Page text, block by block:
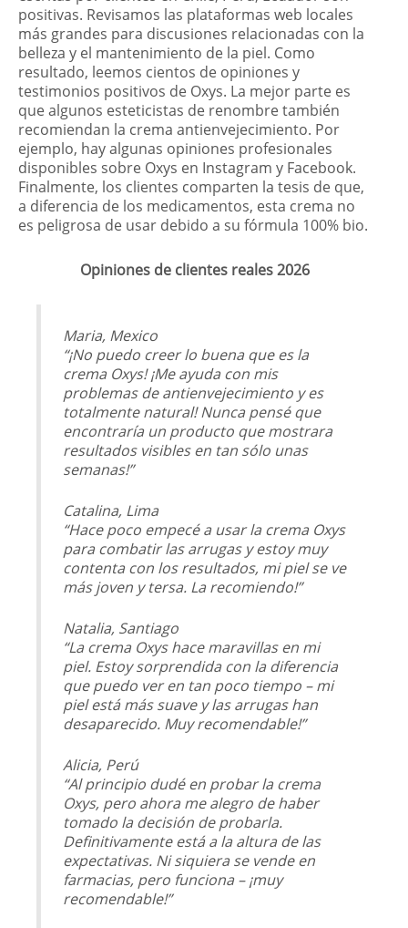
positivas. Revisamos las plataformas web locales
más grandes para discusiones relacionadas con la
belleza y el mantenimiento de la piel. Como
resultado, leemos cientos de opiniones y
testimonios positivos de Oxys. La mejor parte es
que algunos esteticistas de renombre también
recomiendan la crema antienvejecimiento. Por
ejemplo, hay algunas opiniones profesionales
disponibles sobre Oxys en Instagram y Facebook.
Finalmente, los clientes comparten la tesis de que,
a diferencia de los medicamentos, esta crema no
es peligrosa de usar debido a su fórmula 100% bio.
Opiniones de clientes reales 2026
Maria, Mexico
“¡No puedo creer lo buena que es la
crema Oxys! ¡Me ayuda con mis
problemas de antienvejecimiento y es
totalmente natural! Nunca pensé que
encontraría un producto que mostrara
resultados visibles en tan sólo unas
semanas!”
Catalina, Lima
“Hace poco empecé a usar la crema Oxys
para combatir las arrugas y estoy muy
contenta con los resultados, mi piel se ve
más joven y tersa. La recomiendo!”
Natalia, Santiago
“La crema Oxys hace maravillas en mi
piel. Estoy sorprendida con la diferencia
que puedo ver en tan poco tiempo – mi
piel está más suave y las arrugas han
desaparecido. Muy recomendable!”
Alicia, Perú
“Al principio dudé en probar la crema
Oxys, pero ahora me alegro de haber
tomado la decisión de probarla.
Definitivamente está a la altura de las
expectativas. Ni siquiera se vende en
farmacias, pero funciona – ¡muy
recomendable!”